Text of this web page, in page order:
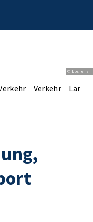
© bbsferrari
Verkehr